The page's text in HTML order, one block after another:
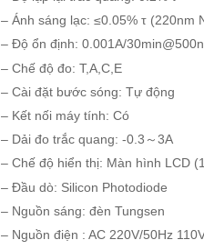
– Ánh sáng lạc: ≤0.05% τ (220nm
– Độ ổn định: 0.001A/
– Chế độ đo: T,A,C,E
– Cài đặt bước sóng: Tự động
– Kết nối máy tính: Có
– Dải đo trắc quang: -0.3～3A
– Chế độ hiển thị: Màn hình LCD
– Đầu dò: Silicon Photodiode
– Nguồn sáng: đèn Tungsen
– Nguồn điện : AC 220V/50Hz